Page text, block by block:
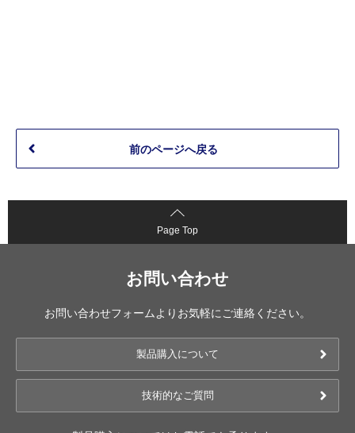
前のページへ戻る
Page Top
お問い合わせ
お問い合わせフォームよりお気軽にご連絡ください。
製品購入について
技術的なご質問